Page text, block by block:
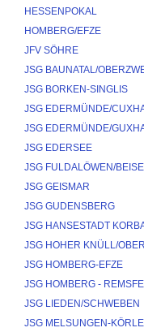
HESSENPOKAL
HOMBERG/EFZE
JFV SÖHRE
JSG BAUNATAL/
JSG BORKEN-SINGLIS
JSG EDERMÜNDE/
JSG EDERMÜNDE/
JSG EDERSEE
JSG FULDALÖWEN/
JSG GEISMAR
JSG GUDENSBERG
JSG HANSESTADT
JSG HOHER KNÜLL/
JSG HOMBERG-EFZE
JSG HOMBERG -
JSG LIEDEN/SCHWEBEN
JSG MELSUNGEN-KÖRLE